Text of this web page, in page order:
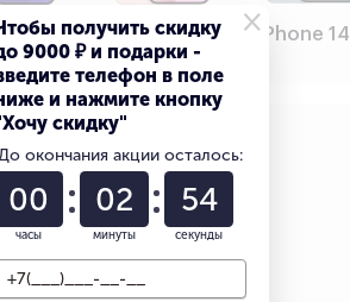
12 iPhone 13 iPhone 14
×
получить скидку
9000 ₽ и подарки -
телефон в поле
и нажмите кнопку
скидку"
окончания акции осталось:
00
часы
02
минуты
53
секунды